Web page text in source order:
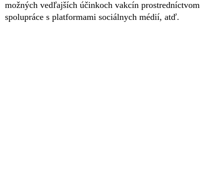
možných vedľajších účinkoch vakcín prostredníctvom
spolupráce s platformami sociálnych médií, atď.